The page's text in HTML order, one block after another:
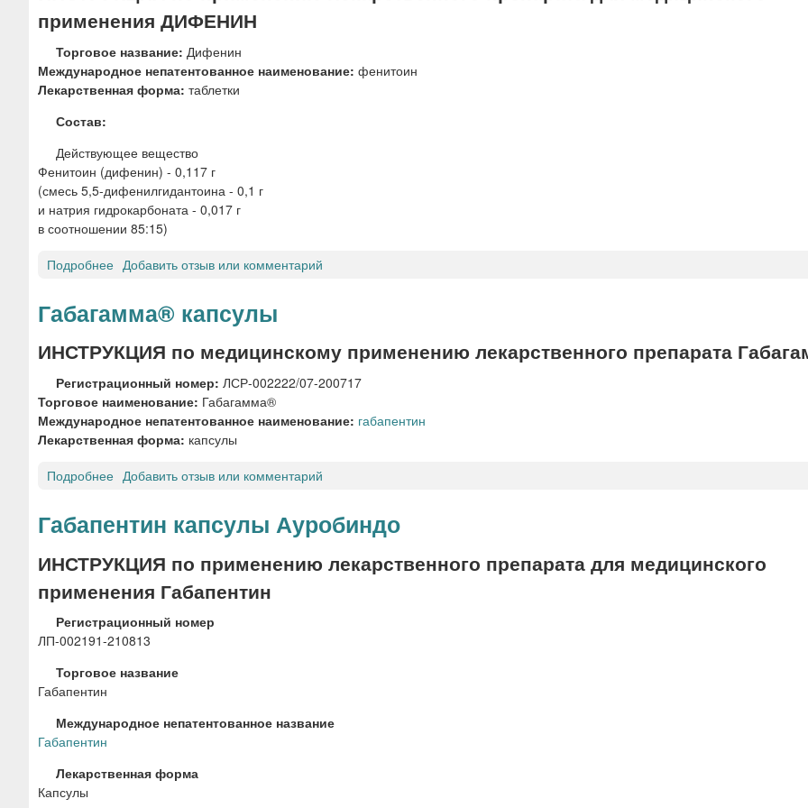
применения ДИФЕНИН
Торговое название: Дифенин
Международное непатентованное наименование: фенитоин
Лекарственная форма: таблетки
Состав:
Действующее вещество
Фенитоин (дифенин) - 0,117 г
(смесь 5,5-дифенилгидантоина - 0,1 г
и натрия гидрокарбоната - 0,017 г
в соотношении 85:15)
Подробнее
Ф
Н
И
Н
т
а
к
«
У
с
о
л
е
С
и
Добавить отзыв или комментарий
Габагамма® капсулы
ИНСТРУКЦИЯ по медицинскому применению лекарственного препарата
Регистрационный номер: ЛСР-002222/07-200717
Торговое наименование: Габагамма®
Международное непатентованное наименование: габапентин
Лекарственная форма: капсулы
Подробнее
б
г
а
м
а
п
л
Добавить отзыв или комментарий
Габапентин капсулы Ауробиндо
ИНСТРУКЦИЯ по применению лекарственного препарата для медицинского
применения Габапентин
Регистрационный номер
ЛП-002191-210813
Торговое название
Габапентин
Международное непатентованное название
Габапентин
Лекарственная форма
Капсулы